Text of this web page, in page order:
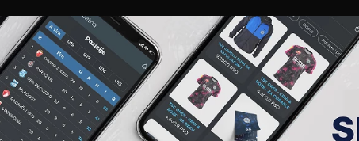
NEWS GALERIJE A TIM ČLANSTVO AKREDITACIJE KLUB AKADEMIJA